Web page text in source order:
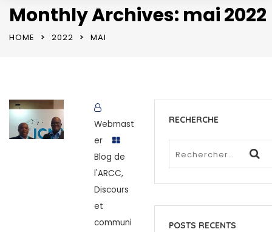
Monthly Archives: mai 2022
HOME 2022 MAI
Webmast
er
Blog de
l'ARCC,
Discours
et
communi
RECHERCHE
POSTS RECENTS